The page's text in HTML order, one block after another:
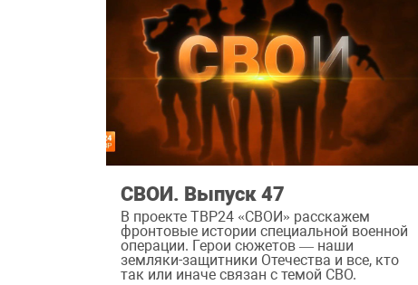
СВОИ. Выпуск 47
В проекте ТВР24 «СВОИ» расскажем
фронтовые истории специальной военной
операции. Герои сюжетов — наши
земляки-защитники Отечества и все, кто
так или иначе связан с темой СВО.